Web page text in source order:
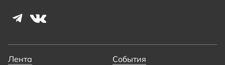
Лента События